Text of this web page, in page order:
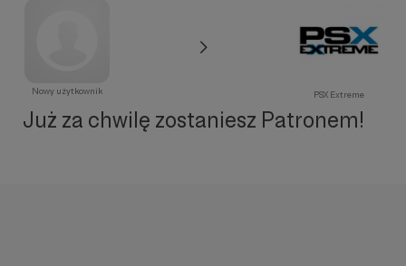
Nowy użytkownik PSX Extreme
Już za chwilę zostaniesz Patronem!